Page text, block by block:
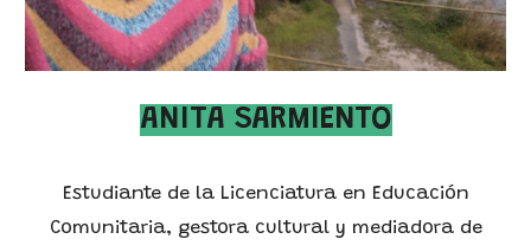
ANITA SARMIENTO
Estudiante de la Licenciatura en Educación
Comunitaria, gestora cultural y mediadora de